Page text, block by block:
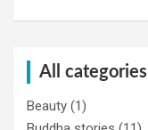
All categories
Beauty (1)